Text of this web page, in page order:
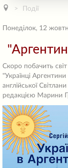
Події
Понеділок, 12
Скоро побачить
"Українці
англійської
редакцією Марини